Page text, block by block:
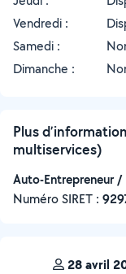
Vendredi :
Samedi :
Dimanche :
Plus
multiservices)
Auto-Entrepreneur
Numéro SIRET :
28 avril